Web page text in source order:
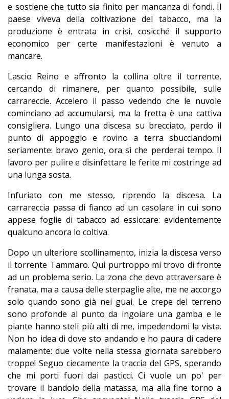
e sostiene che tutto sia finito per mancanza di fondi. Il
paese viveva della coltivazione del tabacco, ma la
produzione è entrata in crisi, cosicché il supporto
economico per certe manifestazioni è venuto a
mancare.
Lascio Reino e affronto la collina oltre il torrente,
cercando di rimanere, per quanto possibile, sulle
carrareccie. Accelero il passo vedendo che le nuvole
cominciano ad accumularsi, ma la fretta è una cattiva
consigliera. Lungo una discesa su brecciato, perdo il
punto di appoggio e rovino a terra sbucciandomi
seriamente: bravo genio, ora sì che perderai tempo. Il
lavoro per pulire e disinfettare le ferite mi costringe ad
una lunga sosta.
Infuriato con me stesso, riprendo la discesa. La
carrareccia passa di fianco ad un casolare in cui sono
appese foglie di tabacco ad essiccare: evidentemente
qualcuno ancora lo coltiva.
Dopo un ulteriore scollinamento, inizia la discesa verso
il torrente Tammaro. Qui purtroppo mi trovo di fronte
ad un problema serio. La zona che devo attraversare è
franata, ma a causa delle sterpaglie alte, me ne accorgo
solo quandosono già nei guai. Le crepe del terreno
sono profonde al punto da ingoiare una gamba e le
piante hanno steli più alti di me, impedendomi la vista.
Non ho idea di dove sto andando e ho paura di cadere
malamente: due volte nella stessa giornata sarebbero
troppe! Seguo ciecamente la traccia del GPS, sperando
che mi porti fuori dai pasticci. Ci vuole un po' per
trovare il bandolo della matassa, ma alla fine torno a